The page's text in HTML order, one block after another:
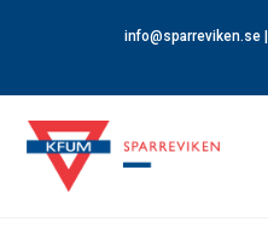
info@sparreviken.se